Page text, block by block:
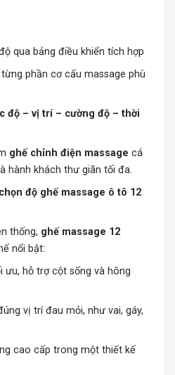
qua bảng điều khiển tích hợp
phần cơ cấu massage phù
độ – vị trí – cường độ – thời
ghế chỉnh điện massage cá
hành khách thư giãn tối đa.
độ ghế massage ô tô 12
thống, ghế massage 12
nổi bật:
ưu, hỗ trợ cột sống và hông
vị trí đau mỏi, như vai, gáy,
cao cấp trong một thiết kế